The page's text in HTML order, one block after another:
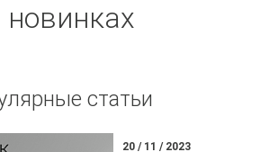
статьи
20 / 11 / 2023